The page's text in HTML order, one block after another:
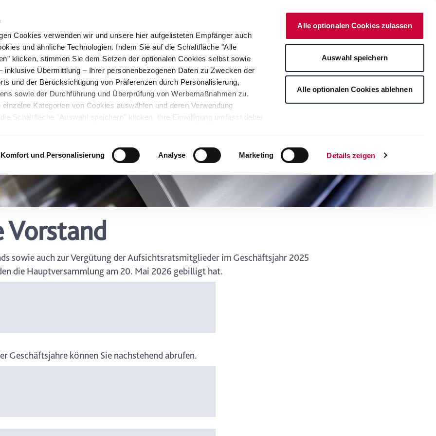
Cookies verwenden wir und unsere hier aufgelisteten Empfänger auch
und ähnliche Technologien. Indem Sie auf die Schaltfläche "Alle
klicken, stimmen Sie dem Setzen der optionalen Cookies selbst sowie
inklusive Übermittlung – Ihrer personenbezogenen Daten zu Zwecken der
und der Berücksichtigung von Präferenzen durch Personalisierung,
sowie der Durchführung und Überprüfung von Werbemaßnahmen zu.
Kategorien von Cookies auswählen und deren Verwendung
Schaltfläche "Auswahl speichern" klicken. Ihre Einwilligung umfasst dabei
können und Ihre Datenschutzrechte eingeschränkt sind. Weitere
Cookies und ähnlichen Technologien sowie zur Verarbeitung Ihrer
z.B. zu den verarbeiteten Daten, den Speicherdauern und den
durch Anklicken von "Details zeigen" oder durch Aufrufen
, die am Ende der Webseite verlinkt ist, wählen und finden. Je nach den
einige Funktionen der Website nicht mehr zur Verfügung. Sie
mit Wirkung für die Zukunft in unserer Datenschutzerklärung oder
Komfort und Personalisierung Analyse Marketing Details zeigen
Alle optionalen Cookies zulassen
Auswahl speichern
Alle optionalen Cookies ablehnen
Stahl Nachhaltigkeit Karriere Standorte
Vorstand
sowie auch zur Vergütung der Aufsichtsratsmitglieder im Geschäftsjahr 2025
die Hauptversammlung am 20. Mai 2026 gebilligt hat.
können Sie nachstehend abrufen.